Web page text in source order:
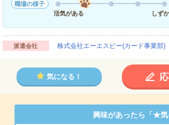
職場の様子
活気がある
しずか
派遣会社 株式会社エーエスピー(カード事業部)
気になる！
興味があったら「★気